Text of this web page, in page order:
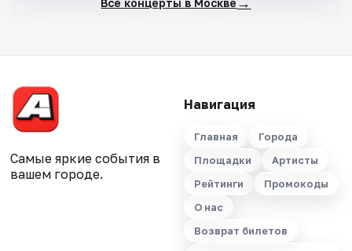
Самые яркие события в
вашем городе.
Навигация
Главная
Города
Площадки
Артисты
Рейтинги
Промокоды
О нас
Возврат билетов